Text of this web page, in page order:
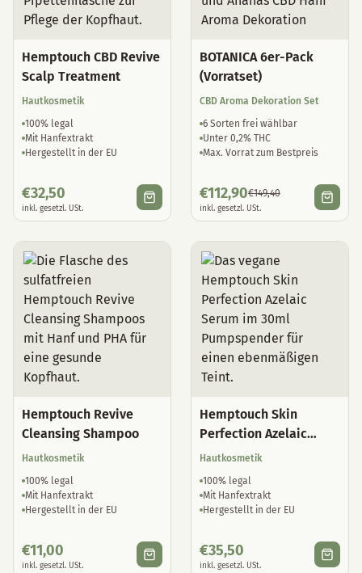
Hemptouch CBD Revive
Scalp Treatment
Hautkosmetik
100% legal
Mit Hanfextrakt
Hergestellt in der EU
€32,50
inkl. gesetzl. USt.
BOTANICA 6er-Pack
(Vorratset)
CBD Aroma Dekoration Set
6 Sorten frei wählbar
Unter 0,2% THC
Max. Vorrat zum Bestpreis
€112,90€149,40
inkl. gesetzl. USt.
Hemptouch Revive
Cleansing Shampoo
Hautkosmetik
100% legal
Mit Hanfextrakt
Hergestellt in der EU
€11,00
inkl. gesetzl. USt.
Hemptouch Skin
Perfection Azelaic
Serum
Hautkosmetik
100% legal
Mit Hanfextrakt
Hergestellt in der EU
€35,50
inkl. gesetzl. USt.